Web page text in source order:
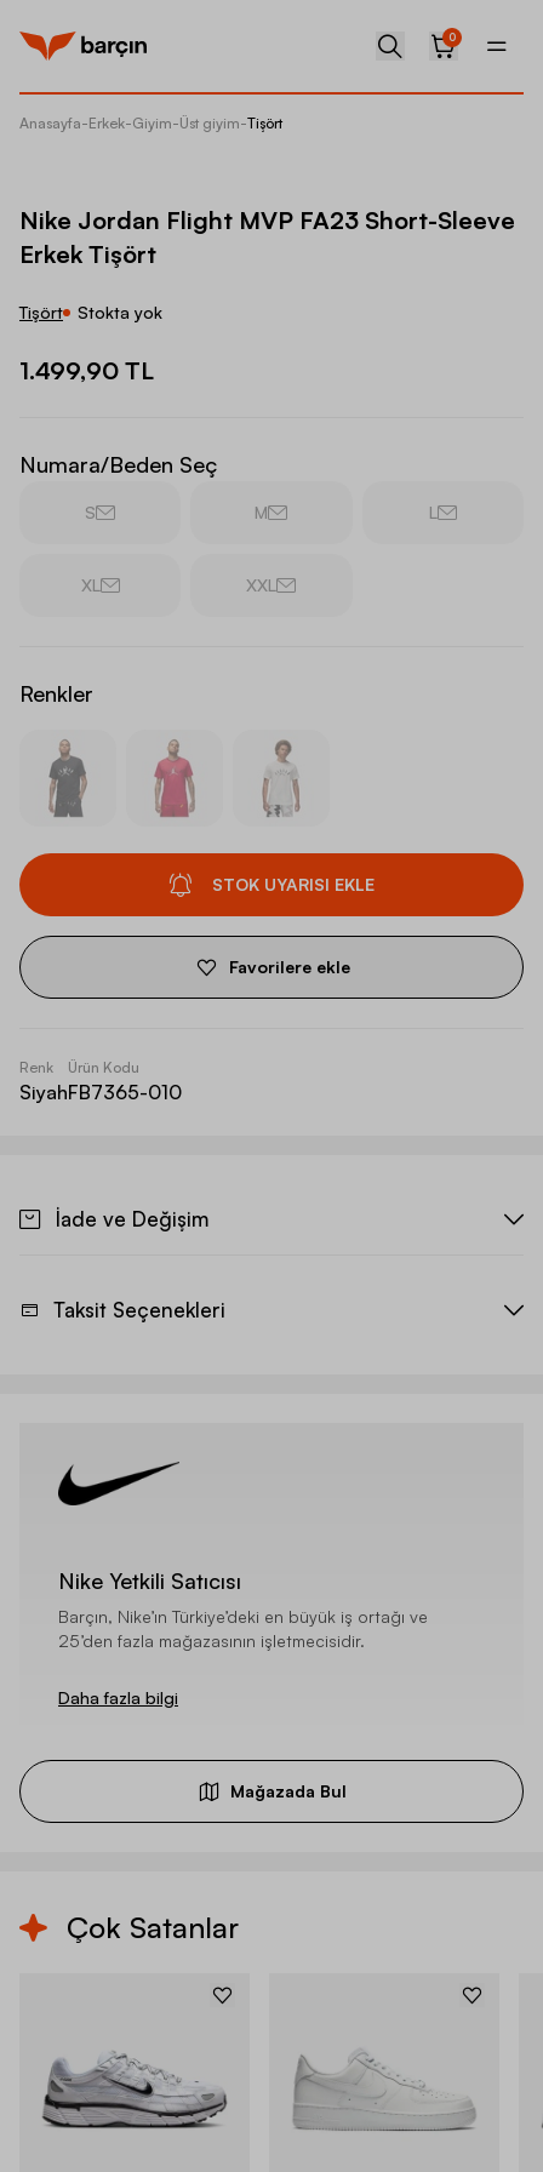
0
Anasayfa-Erkek-Giyim-Üst giyim-Tişört
Nike Jordan Flight MVP FA23 Short-Sleeve
Erkek Tişört
Tişört Stokta yok
1.499,90 TL
Numara/Beden Seç
S M L
XL XXL
Renkler
STOK UYARISI EKLE
Favorilere ekle
Renk
Siyah
Ürün Kodu
FB7365-010
İade ve Değişim
Taksit Seçenekleri
Nike Yetkili Satıcısı
Barçın, Nike’ın Türkiye’deki en büyük iş ortağı ve
25’den fazla mağazasının işletmecisidir.
Daha fazla bilgi
Mağazada Bul
Çok Satanlar